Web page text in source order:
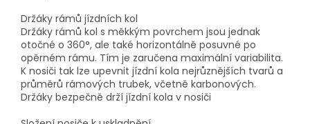
Držáky rámů jízdních kol
Držáky rámů kol s měkkým povrchem jsou jednak
otočné o 360°, ale také horizontálně posuvné po
opěrném rámu. Tím je zaručena maximální variabilita.
K nosiči tak lze upevnit jízdní kola nejrůznějších tvarů a
průměrů rámových trubek, včetně karbonových.
Držáky bezpečně drží jízdní kola v nosiči